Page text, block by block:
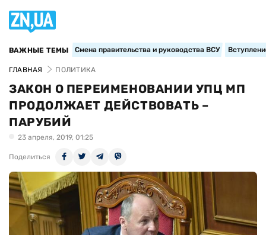
ВАЖНЫЕ ТЕМЫ Смена правительства и руководства ВСУ
ГЛАВНАЯ ПОЛИТИКА
ЗАКОН О ПЕРЕИМЕНОВАНИИ УПЦ МП
ПРОДОЛЖАЕТ ДЕЙСТВОВАТЬ –
ПАРУБИЙ
23 апреля, 2019, 01:25
Поделиться